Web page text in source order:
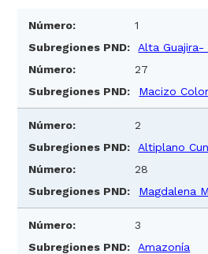
1
Alta Guajira-
27
Macizo
2
Altiplano
28
Magdalena
3
Amazonía